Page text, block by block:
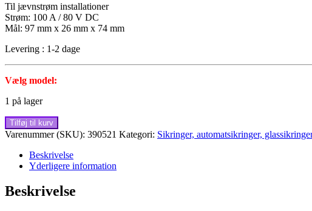
Til jævnstrøm installationer
Strøm: 100 A / 80 V DC
Mål: 97 mm x 26 mm x 74 mm
Levering : 1-2 dage
Vælg model:
1 på lager
AUTOMATSIKRING,
CBI
80Volt
DC
Tilføj til kurv
Varenummer (SKU): 390521 Kategori: Sikringer, automatsikringer,
Beskrivelse
Yderligere information
Beskrivelse